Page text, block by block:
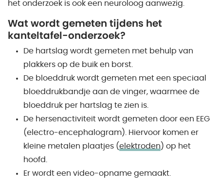
het onderzoek is ook een neuroloog aanwezig.
Wat wordt gemeten tijdens het
kanteltafel-onderzoek?
De hartslag wordt gemeten met behulp van
plakkers op de buik en borst.
De bloeddruk wordt gemeten met een speciaal
bloeddrukbandje aan de vinger, waarmee de
bloeddruk per hartslag te zien is.
De hersenactiviteit wordt gemeten door een EEG
(electro-encephalogram). Hiervoor komen er
kleine metalen plaatjes (elektroden ) op het
hoofd.
Er wordt een video-opname gemaakt.